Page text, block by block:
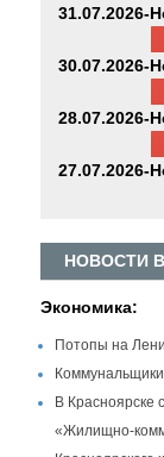
31.07.2026-
30.07.2026-
28.07.2026-
27.07.2026-
НОВОСТИ
Экономика:
Потопы на
В Красноярске
«Жилищно-